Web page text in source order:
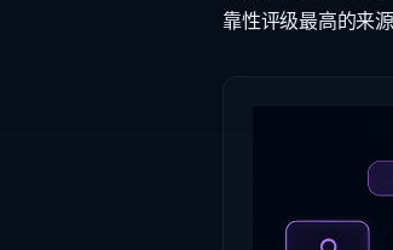
靠性评级最高的来